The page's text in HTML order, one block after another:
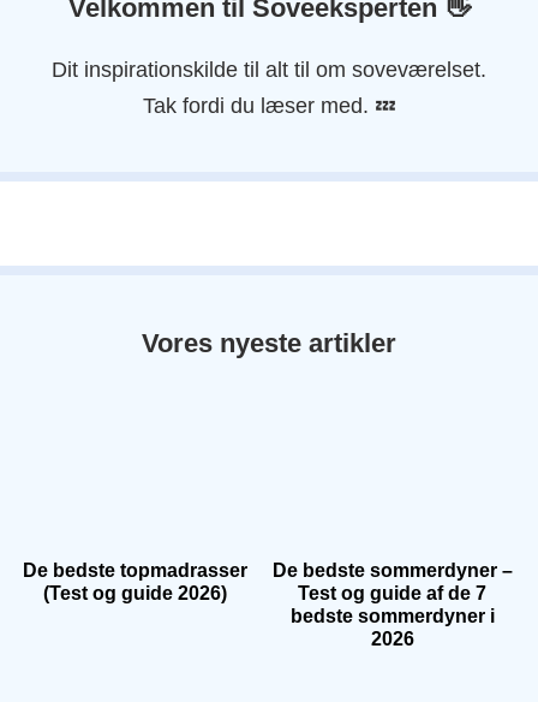
Velkommen til Soveeksperten 👋
Dit inspirationskilde til alt til om soveværelset.
Tak fordi du læser med. 💤
Vores nyeste artikler
De bedste topmadrasser
(Test og guide 2026)
De bedste sommerdyner –
Test og guide af de 7
bedste sommerdyner i
2026